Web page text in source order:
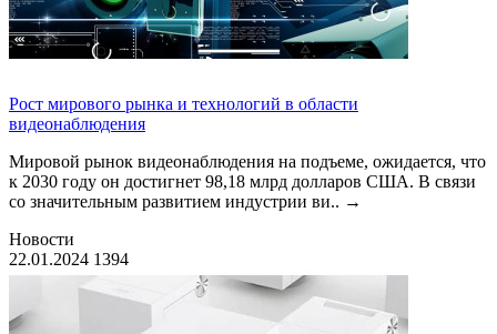
Рост мирового рынка и технологий в области
видеонаблюдения
Мировой рынок видеонаблюдения на подъеме, ожидается, что
к 2030 году он достигнет 98,18 млрд долларов США. В связи
со значительным развитием индустрии ви.. →
Новости
22.01.2024 1394